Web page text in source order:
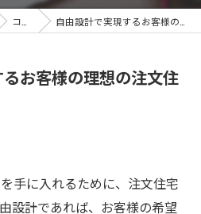
コラム 自由設計で実現するお客様の理想の注文住宅
お客様の理想の注文住
手に入れるために、注文住宅
設計であれば、お客様の希望